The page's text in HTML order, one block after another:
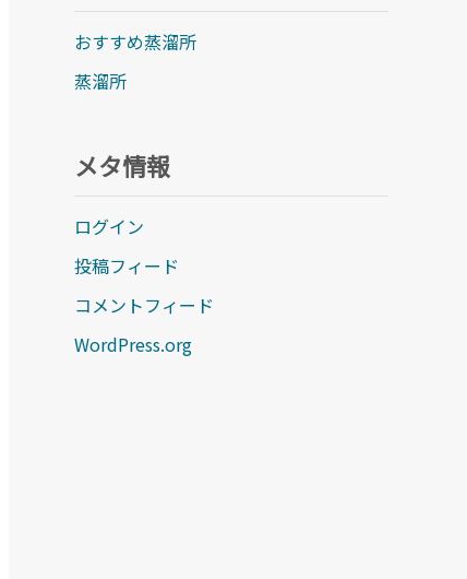
おすすめ蒸溜所
蒸溜所
メタ情報
ログイン
投稿フィード
コメントフィード
WordPress.org